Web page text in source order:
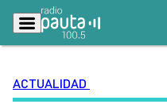
ACTUALIDAD